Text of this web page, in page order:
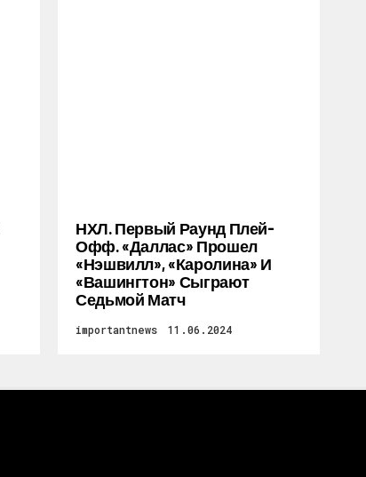
НХЛ. Первый Раунд Плей-
Офф. «Даллас» Прошел
«Нэшвилл», «Каролина» И
«Вашингтон» Сыграют
Седьмой Матч
importantnews 11.06.2024